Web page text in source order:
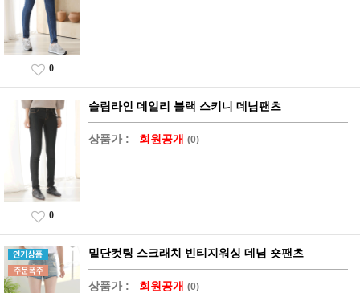
0
슬림라인 데일리 블랙 스키니 데님팬츠
상품가 : 회원공개 (0)
0
밑단컷팅 스크래치 빈티지워싱 데님 숏팬츠
상품가 : 회원공개 (0)